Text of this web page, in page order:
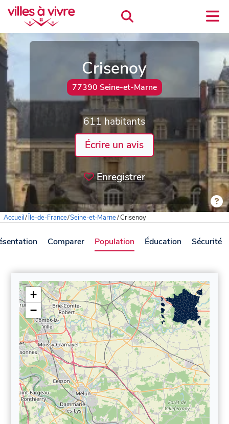
Crisenoy
77390 Seine-et-Marne
611 habitants
Écrire un avis
Enregistrer
Accueil/Île-de-France/Seine-et-Marne/Crisenoy
Comparer Population Éducation Sécurité
+
−